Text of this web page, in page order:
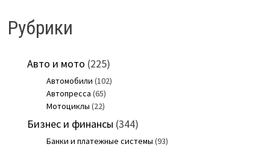
Рубрики
Авто и мото (225)
Автомобили (102)
Автопресса (65)
Мотоциклы (22)
Бизнес и финансы (344)
Банки и платежные системы (93)